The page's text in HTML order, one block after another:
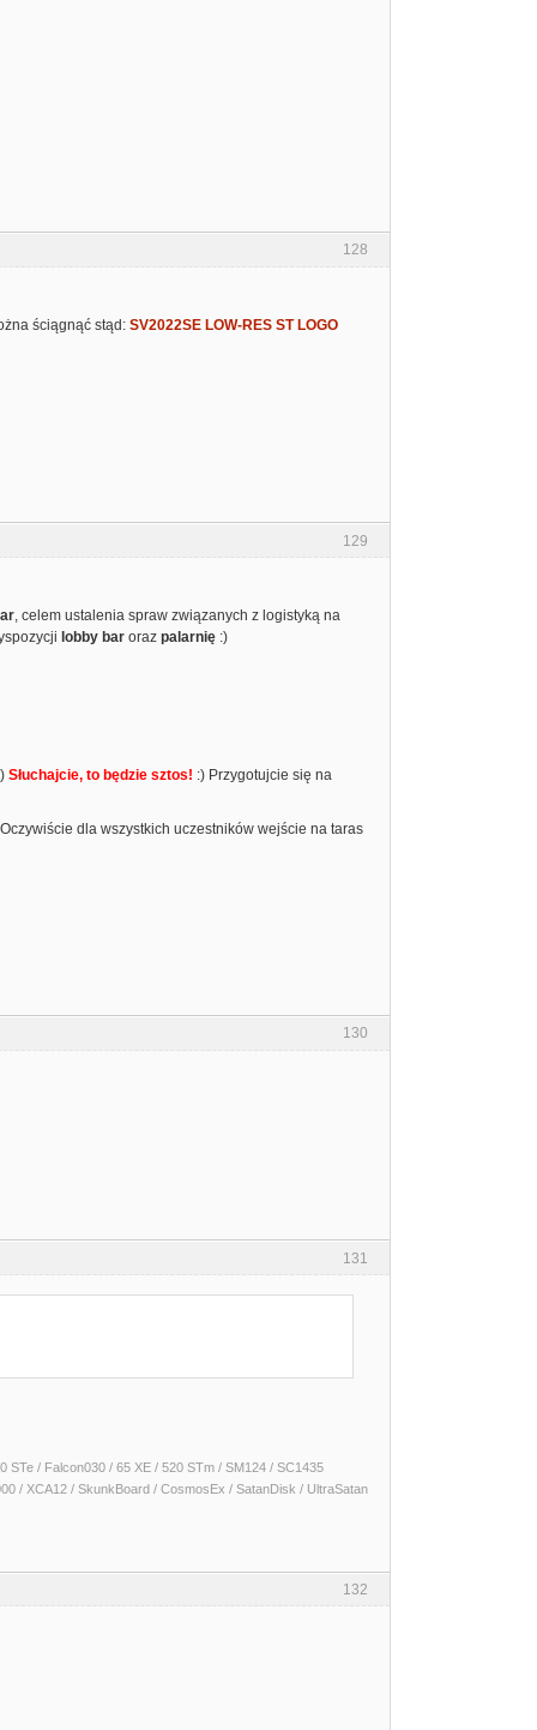
128
ściągnąć stąd: SV2022SE LOW-RES ST LOGO
129
, celem ustalenia spraw związanych z logistyką na
lobby bar oraz palarnię :)
Słuchajcie, to będzie sztos! :) Przygotujcie się na
dla wszystkich uczestników wejście na taras
130
131
STe / Falcon030 / 65 XE / 520 STm / SM124 / SC1435
/ XCA12 / SkunkBoard / CosmosEx / SatanDisk / UltraSatan
132